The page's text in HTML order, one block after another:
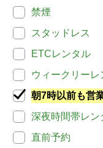
禁煙
スタッドレス
ETCレンタル
ウィークリーレ
朝7時以前も営
深夜時間帯レン
直前予約